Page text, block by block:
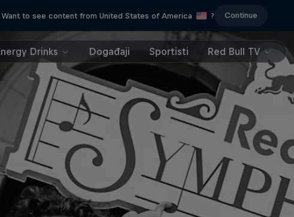
Want to see content from United States of America ? Continue
Drinks Događaji Sportisti Red Bull TV